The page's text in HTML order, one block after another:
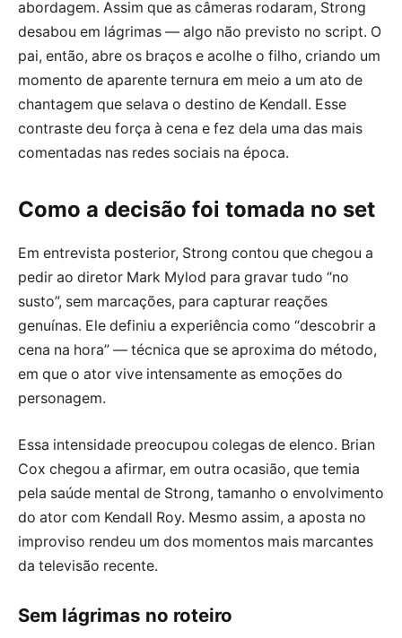
abordagem. Assim que as câmeras rodaram, Strong
desabou em lágrimas — algo não previsto no script. O
pai, então, abre os braços e acolhe o filho, criando um
momento de aparente ternura em meio a um ato de
chantagem que selava o destino de Kendall. Esse
contraste deu força à cena e fez dela uma das mais
comentadas nas redes sociais na época.
Como a decisão foi tomada no set
Em entrevista posterior, Strong contou que chegou a
pedir ao diretor Mark Mylod para gravar tudo “no
susto”, sem marcações, para capturar reações
genuínas. Ele definiu a experiência como “descobrir a
cena na hora” — técnica que se aproxima do método,
em que o ator vive intensamente as emoções do
personagem.
Essa intensidade preocupou colegas de elenco. Brian
Cox chegou a afirmar, em outra ocasião, que temia
pela saúde mental de Strong, tamanho o envolvimento
do ator com Kendall Roy. Mesmo assim, a aposta no
improviso rendeu um dos momentos mais marcantes
da televisão recente.
Sem lágrimas no roteiro